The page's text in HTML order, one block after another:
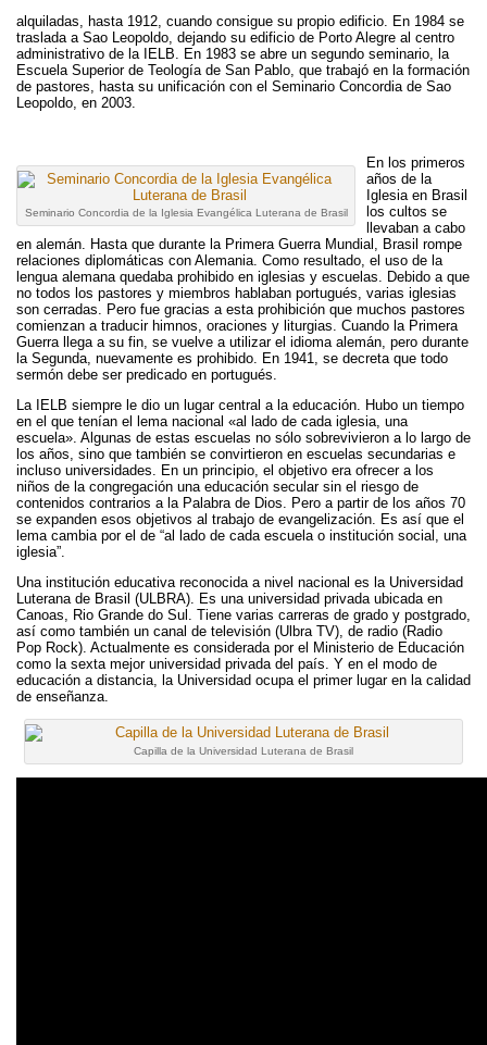
alquiladas, hasta 1912, cuando consigue su propio edificio. En 1984 se
traslada a Sao Leopoldo, dejando su edificio de Porto Alegre al centro
administrativo de la IELB. En 1983 se abre un segundo seminario, la
Escuela Superior de Teología de San Pablo, que trabajó en la formación
de pastores, hasta su unificación con el Seminario Concordia de Sao
Leopoldo, en 2003.
Seminario Concordia de la Iglesia Evangélica Luterana de Brasil
En los primeros
años de la
Iglesia en Brasil
los cultos se
llevaban a cabo
en alemán. Hasta que durante la Primera Guerra Mundial, Brasil rompe
relaciones diplomáticas con Alemania. Como resultado, el uso de la
lengua alemana quedaba prohibido en iglesias y escuelas. Debido a que
no todos los pastores y miembros hablaban portugués, varias iglesias
son cerradas. Pero fue gracias a esta prohibición que muchos pastores
comienzan a traducir himnos, oraciones y liturgias. Cuando la Primera
Guerra llega a su fin, se vuelve a utilizar el idioma alemán, pero durante
la Segunda, nuevamente es prohibido. En 1941, se decreta que todo
sermón debe ser predicado en portugués.
La IELB siempre le dio un lugar central a la educación. Hubo un tiempo
en el que tenían el lema nacional «al lado de cada iglesia, una
escuela». Algunas de estas escuelas no sólo sobrevivieron a lo largo de
los años, sino que también se convirtieron en escuelas secundarias e
incluso universidades. En un principio, el objetivo era ofrecer a los
niños de la congregación una educación secular sin el riesgo de
contenidos contrarios a la Palabra de Dios. Pero a partir de los años 70
se expanden esos objetivos al trabajo de evangelización. Es así que el
lema cambia por el de “al lado de cada escuela o institución social, una
iglesia”.
Una institución educativa reconocida a nivel nacional es la Universidad
Luterana de Brasil (ULBRA). Es una universidad privada ubicada en
Canoas, Rio Grande do Sul. Tiene varias carreras de grado y postgrado,
así como también un canal de televisión (Ulbra TV), de radio (Radio
Pop Rock). Actualmente es considerada por el Ministerio de Educación
como la sexta mejor universidad privada del país. Y en el modo de
educación a distancia, la Universidad ocupa el primer lugar en la calidad
de enseñanza.
Capilla de la Universidad Luterana de Brasil